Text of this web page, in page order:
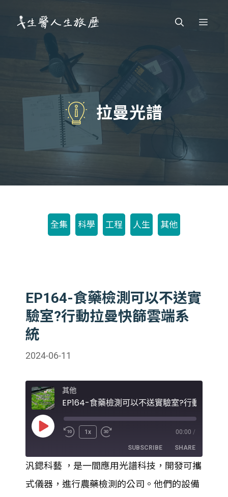
Menu
拉曼光譜
全集 科學 工程 人生 其他
EP164-食藥檢測可以不送實
驗室?行動拉曼快篩雲端系
統
2024-06-11
其他
Play
1x 00:00 /
SUBSCRIBE SHARE
RSS FEED
SHARE
汎鍶科藝 ，是一間應用光譜科技，開發可攜
式儀器，進行農藥檢測的公司。他們的設備